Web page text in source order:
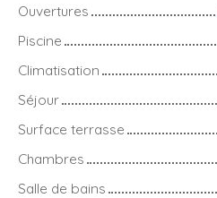
Ouvertures
Piscine
Climatisation
Séjour
Surface terrasse
Chambres
Salle de bains